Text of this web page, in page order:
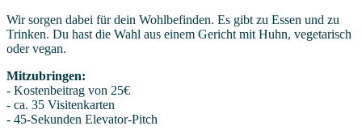
Wir sorgen dabei für dein Wohlbefinden. Es gibt zu Essen und zu
Trinken. Du hast die Wahl aus einem Gericht mit Huhn, vegetarisch
oder vegan.
Mitzubringen:
- Kostenbeitrag von 25€
- ca. 35 Visitenkarten
- 45-Sekunden Elevator-Pitch